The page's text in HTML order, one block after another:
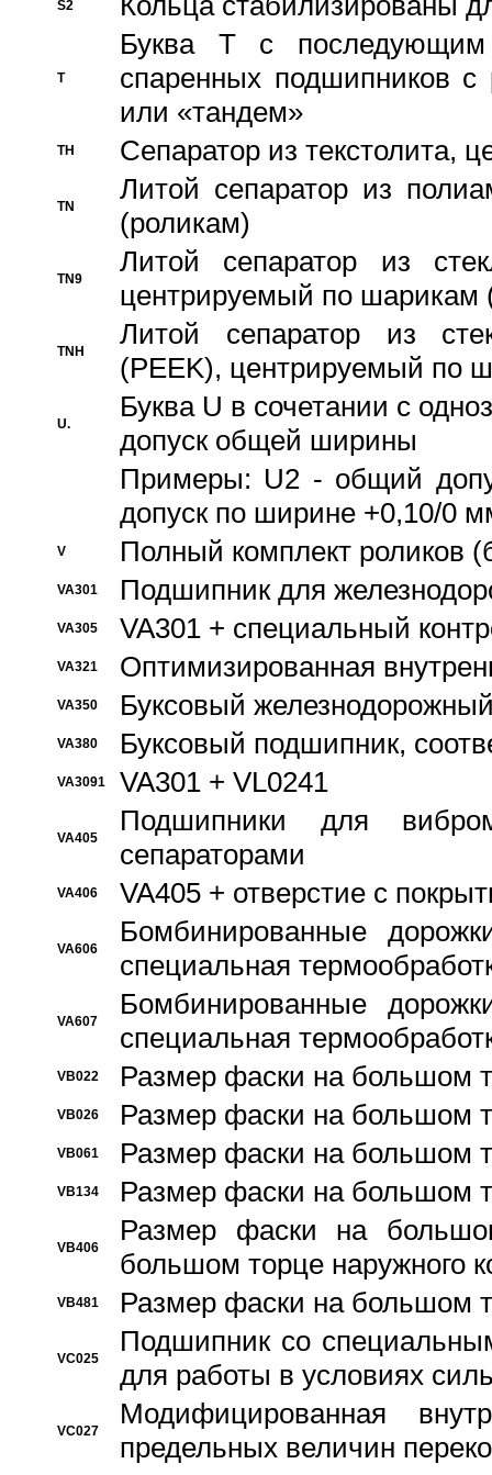
S2
T
Буква T с
спаренных подшипников
или «тандем»
TH Сепаратор из текстолита,
TN
Литой сепаратор из
(роликам)
TN9
Литой сепаратор из
центрируемый по шарикам
TNH
Литой сепаратор из
(PEEK), центрируемый по
U.
Буква U в сочетании с
допуск общей ширины
Примеры: U2 - общий
допуск по ширине +0,10/0
V Полный комплект роликов
VA301 Подшипник для
VA305 VA301 + специальный
VA321 Оптимизированная
VA350 Буксовый
VA380 Буксовый подшипник,
VA3091 VA301 + VL0241
VA405
Подшипники для
сепараторами
VA406 VA405 + отверстие с
VA606
Бомбинированные
специальная
VA607
Бомбинированные
специальная
VB022 Размер фаски на большом
VB026 Размер фаски на большом
VB061 Размер фаски на большом
VB134 Размер фаски на большом
VB406
Размер фаски на
большом торце наружного
VB481 Размер фаски на большом
VC025
Подшипник со
для работы в условиях
VC027
Модифицированная
предельных величин